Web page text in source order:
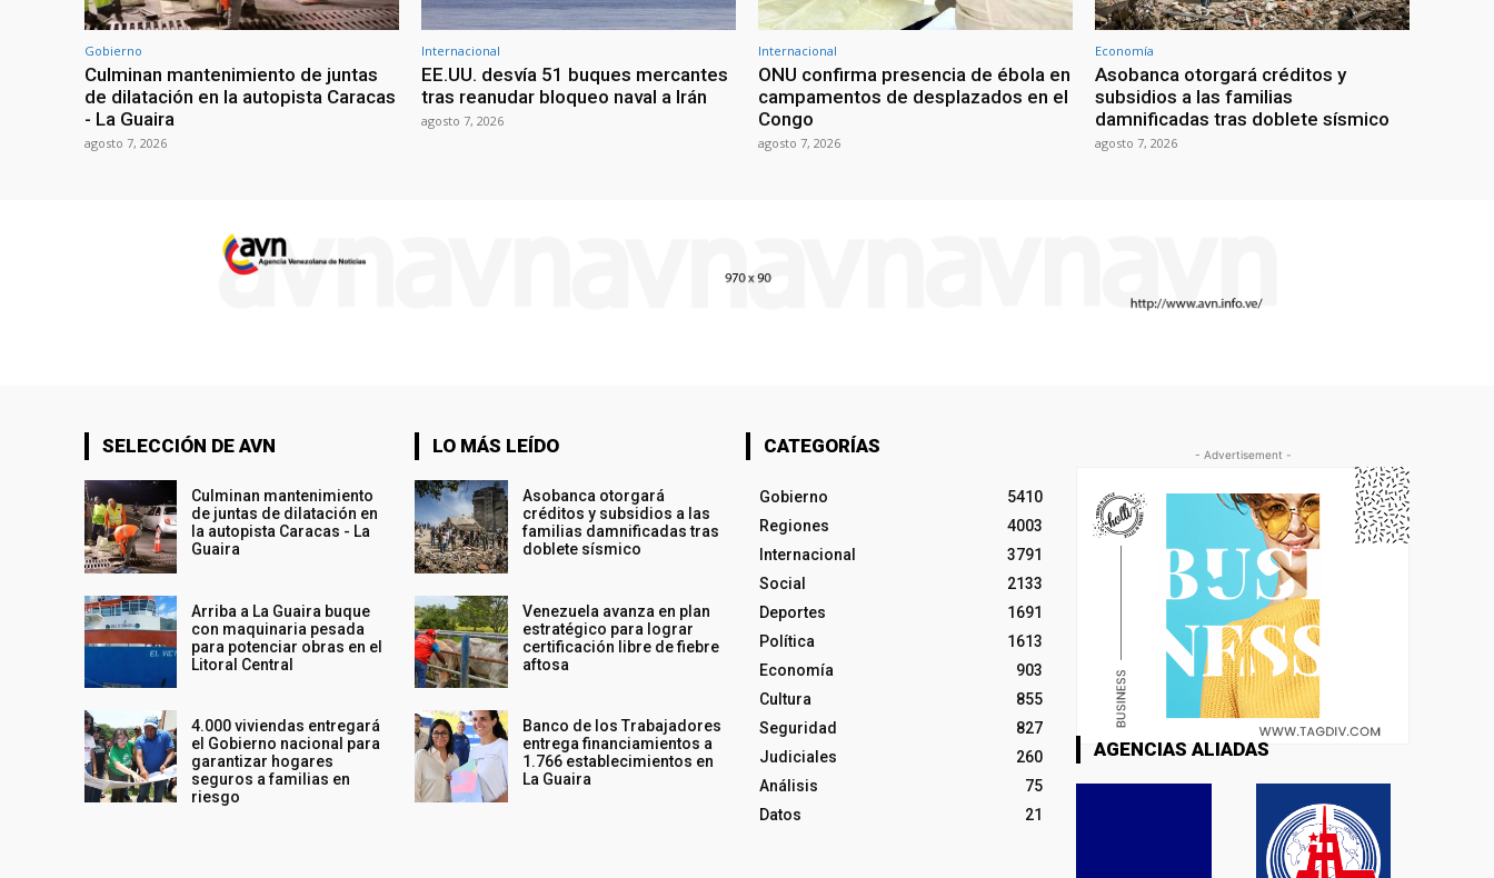
Gobierno
Culminan mantenimiento de juntas
de dilatación en la autopista Caracas
- La Guaira
agosto 7, 2026
Internacional
EE.UU. desvía 51 buques mercantes
tras reanudar bloqueo naval a Irán
agosto 7, 2026
Internacional
ONU confirma presencia de ébola en
campamentos de desplazados en el
Congo
agosto 7, 2026
Economía
Asobanca otorgará créditos y
subsidios a las familias
damnificadas tras doblete sísmico
agosto 7, 2026
SELECCIÓN DE AVN
Culminan mantenimiento
de juntas de dilatación en
la autopista Caracas - La
Guaira
Arriba a La Guaira buque
con maquinaria pesada
para potenciar obras en el
Litoral Central
4.000 viviendas entregará
el Gobierno nacional para
garantizar hogares
seguros a familias en
riesgo
LO MÁS LEÍDO
Asobanca otorgará
créditos y subsidios a las
familias damnificadas tras
doblete sísmico
Venezuela avanza en plan
estratégico para lograr
certificación libre de fiebre
aftosa
Banco de los Trabajadores
entrega financiamientos a
1.766 establecimientos en
La Guaira
CATEGORÍAS
Gobierno
5410
Regiones
4003
Internacional
3791
Social
2133
Deportes
1691
Política
1613
Economía
903
Cultura
855
Seguridad
827
Judiciales
260
Análisis
75
Datos
21
- Advertisement -
AGENCIAS ALIADAS